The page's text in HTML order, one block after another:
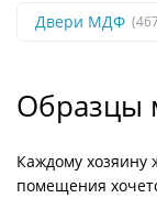
Двери МДФ
Образцы
Каждому хозяину
помещения